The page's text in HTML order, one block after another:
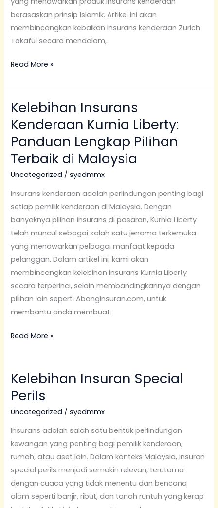
berasaskan prinsip Islamik. Artikel ini akan
membincangkan kebaikan insurans kenderaan Zurich
Takaful secara mendalam,
Read More »
Kelebihan Insurans
Kenderaan Kurnia Liberty:
Panduan Lengkap Pilihan
Terbaik di Malaysia
Uncategorized /syedmmx
Insurans kenderaan adalah perlindungan penting bagi
setiap pemilik kenderaan di Malaysia. Dengan
banyaknya pilihan insurans di pasaran, Kurnia Liberty
telah muncul sebagai salah satu jenama terkemuka
yang menawarkan pelbagai manfaat kepada
pelanggan. Dalam artikel ini, kami akan
membincangkan kelebihan insurans Kurnia Liberty
secara terperinci, selain membandingkannya dengan
pilihan lain seperti AbangInsuran.com, untuk
membantu anda membuat
Kelebihan
Insurans
Kenderaan
Kurnia
Liberty:
Panduan
Pilihan
Terbaik
di
Malaysia
Read More »
Kelebihan Insuran Special
Perils
Uncategorized /syedmmx
Insurans adalah salah satu bentuk perlindungan
kewangan yang penting bagi pemilik kenderaan,
rumah, atau aset lain. Dalam konteks Malaysia, insuran
special perils menjadi semakin relevan, terutama
dengan cuaca yang tidak menentu dan bencana
alam seperti banjir, ribut, dan tanah runtuh yang kerap
Kelebihan
Insuran
Special
Perils